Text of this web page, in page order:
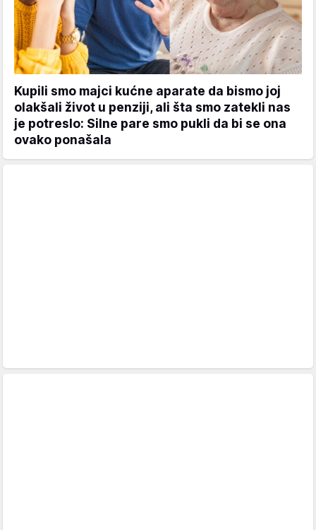
Kupili smo majci kućne aparate da bismo joj
olakšali život u penziji, ali šta smo zatekli nas
je potreslo: Silne pare smo pukli da bi se ona
ovako ponašala